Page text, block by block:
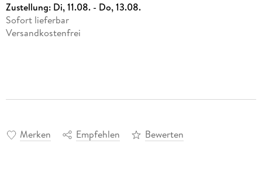
Zustellung: Di, 11.08. - Do, 13.08.
Sofort lieferbar
Versandkostenfrei
Merken Empfehlen Bewerten